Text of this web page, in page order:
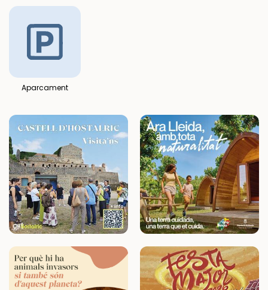
Aparcament